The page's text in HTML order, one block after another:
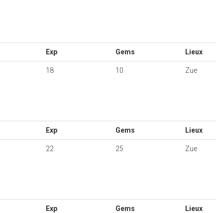
Exp Gems Lieux
18 10 Zue
Exp Gems Lieux
22 25 Zue
Exp Gems Lieux